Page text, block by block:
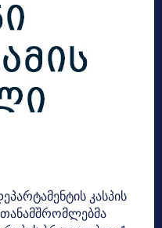
კასპის